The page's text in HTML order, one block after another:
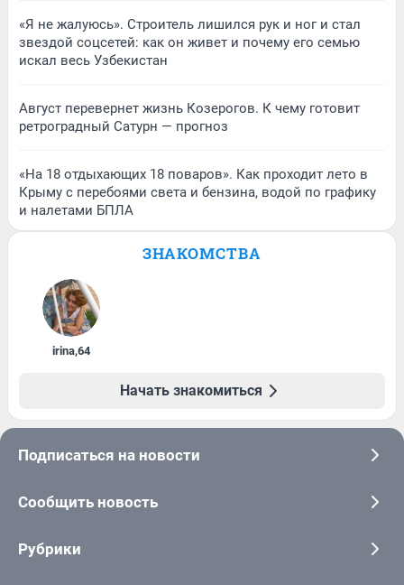
«Я не жалуюсь». Строитель лишился рук и ног и стал
звездой соцсетей: как он живет и почему его семью
искал весь Узбекистан
Август перевернет жизнь Козерогов. К чему готовит
ретроградный Сатурн — прогноз
«На 18 отдыхающих 18 поваров». Как проходит лето в
Крыму с перебоями света и бензина, водой по графику
и налетами БПЛА
ЗНАКОМСТВА
irina,64
Начать знакомиться
Подписаться на новости
Сообщить новость
Рубрики